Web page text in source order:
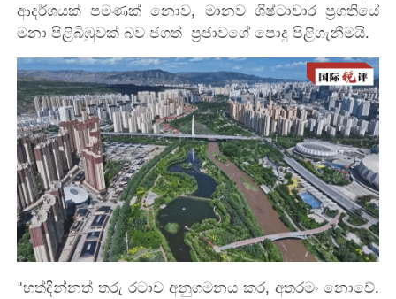
ආදර්ශයක් පමණක් නොව, මානව ශිෂ්ටාචාර ප්‍රගතියේ
මනා පිළිබිඹුවක් බව ජගත් ප්‍රජාවගේ පොදු පිළිගැනීමයි.
"හත්දින්නත් තරු රටාව අනුගමනය කර, අතරමං නොවේ.